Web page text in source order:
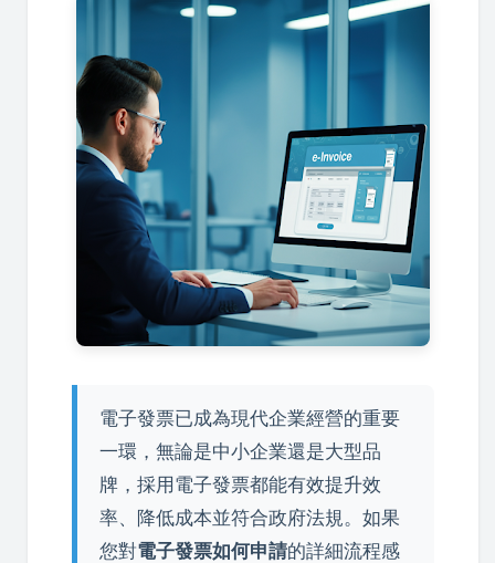
電子發票已成為現代企業經營的重要
一環，無論是中小企業還是大型品
牌，採用電子發票都能有效提升效
率、降低成本並符合政府法規。如果
您對電子發票如何申請的詳細流程感